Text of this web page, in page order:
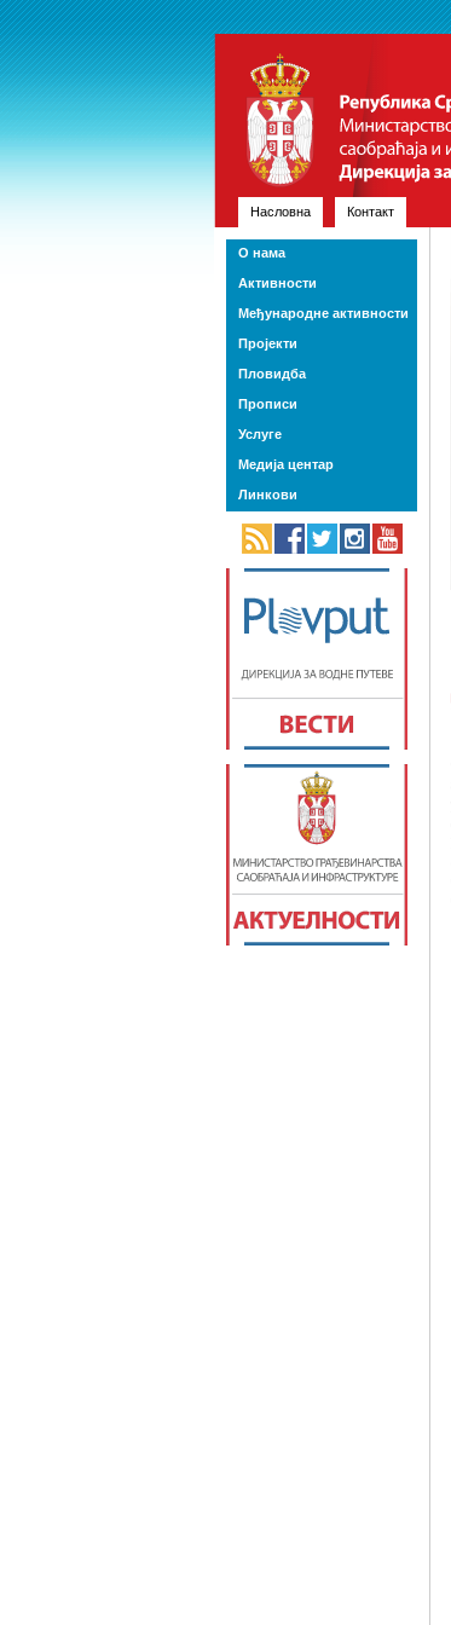
Насловна Контакт
О нама
Активности
Међународне активности
Пројекти
Пловидба
Прописи
Услуге
Медија центар
Линкови